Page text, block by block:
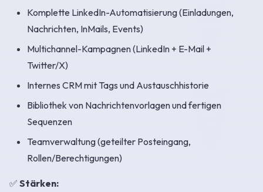
Komplette LinkedIn-Automatisierung (Einladungen,
Nachrichten, InMails, Events)
Multichannel-Kampagnen (LinkedIn + E-Mail +
Twitter/X)
Internes CRM mit Tags und Austauschhistorie
Bibliothek von Nachrichtenvorlagen und fertigen
Sequenzen
Teamverwaltung (geteilter Posteingang,
Rollen/Berechtigungen)
✅ Stärken: